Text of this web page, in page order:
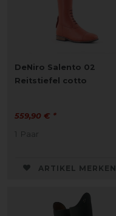
DeNiro Salento 02
Reitstiefel cotto
559,90 € *
1 Paar
ARTIKEL MERKEN